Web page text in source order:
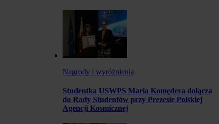
Nagrody i wyróżnienia
Studentka USWPS Maria Komędera dołącza
do Rady Studentów przy Prezesie Polskiej
Agencji Kosmicznej